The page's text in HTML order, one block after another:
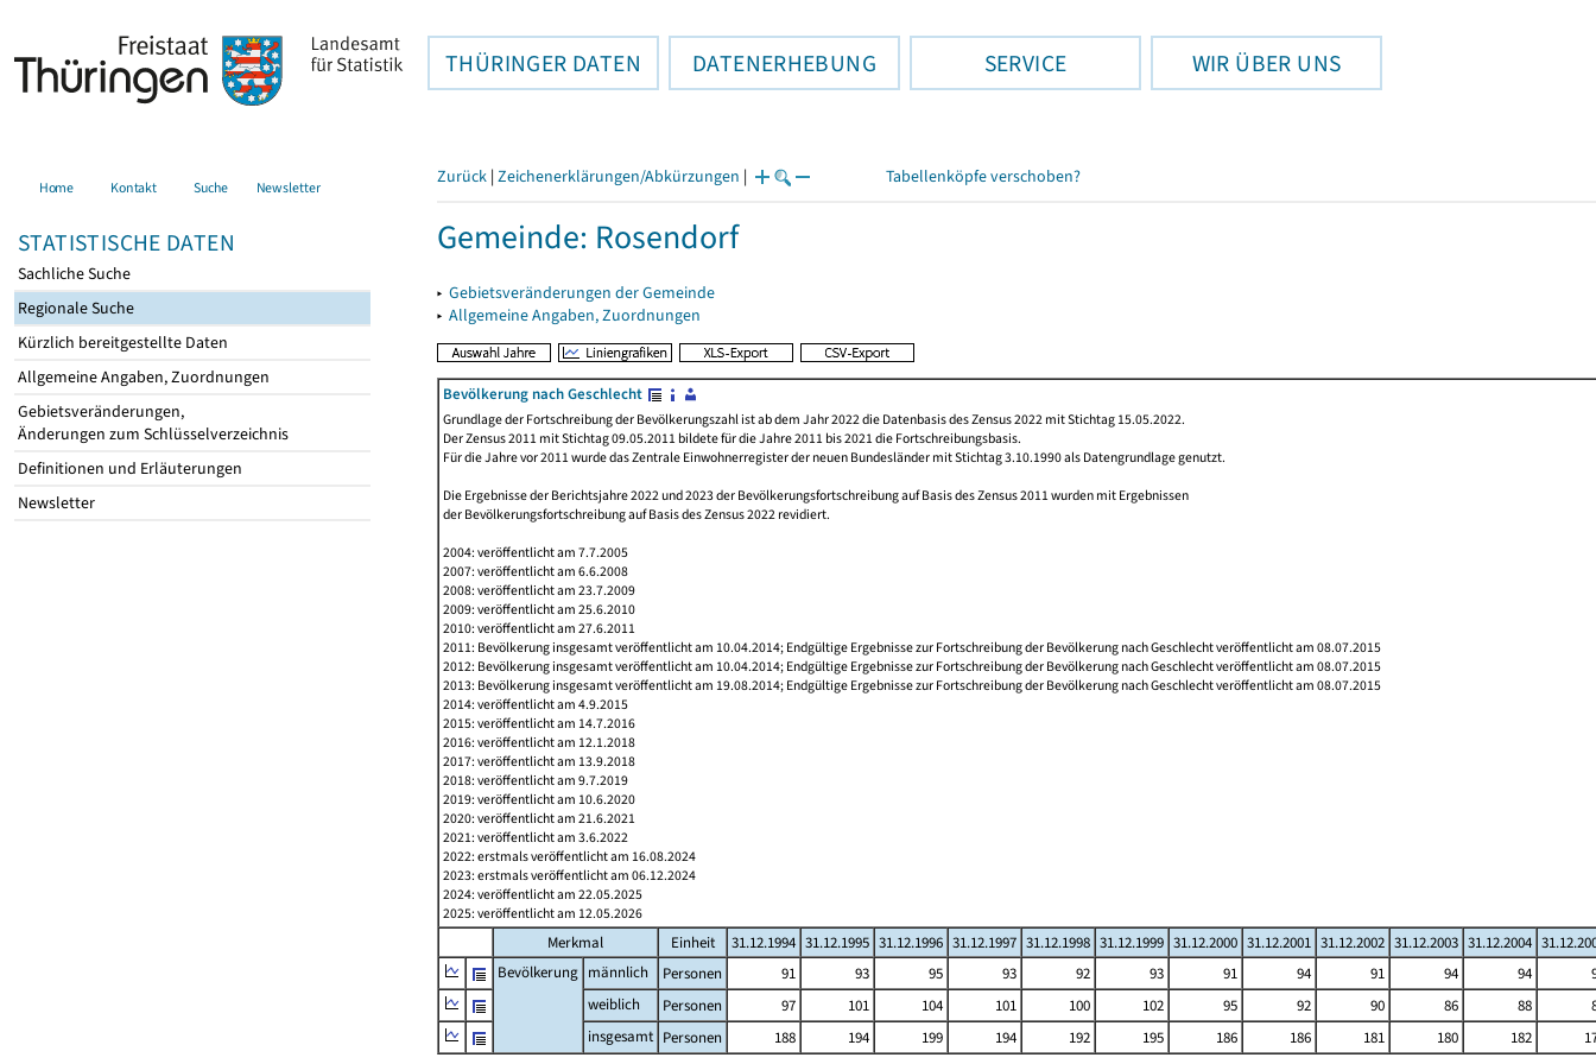
THÜRINGER DATEN DATENERHEBUNG SERVICE WIR ÜBER UNS
Home Kontakt Suche Newsletter
STATISTISCHE DATEN
Sachliche Suche
Regionale Suche
Kürzlich bereitgestellte Daten
Allgemeine Angaben, Zuordnungen
Gebietsveränderungen,
Änderungen zum Schlüsselverzeichnis
Definitionen und Erläuterungen
Newsletter
Zurück | Zeichenerklärungen/Abkürzungen | Tabellenköpfe verschoben?
Gemeinde: Rosendorf
▸ Gebietsveränderungen der Gemeinde
▸ Allgemeine Angaben, Zuordnungen
Bevölkerung nach Geschlecht
Grundlage der Fortschreibung der Bevölkerungszahl ist ab dem Jahr 2022 die Datenbasis des Zensus 2022 mit Stichtag 15.05.2022.
Der Zensus 2011 mit Stichtag 09.05.2011 bildete für die Jahre 2011 bis 2021 die Fortschreibungsbasis.
Für die Jahre vor 2011 wurde das Zentrale Einwohnerregister der neuen Bundesländer mit Stichtag 3.10.1990 als Datengrundlage genutzt.
Die Ergebnisse der Berichtsjahre 2022 und 2023 der Bevölkerungsfortschreibung auf Basis des Zensus 2011 wurden mit Ergebnissen
der Bevölkerungsfortschreibung auf Basis des Zensus 2022 revidiert.
2004: veröffentlicht am 7.7.2005
2007: veröffentlicht am 6.6.2008
2008: veröffentlicht am 23.7.2009
2009: veröffentlicht am 25.6.2010
2010: veröffentlicht am 27.6.2011
2011: Bevölkerung insgesamt veröffentlicht am 10.04.2014; Endgültige Ergebnisse zur Fortschreibung der Bevölkerung nach Geschlecht veröffentlicht am 08.07.2015
2012: Bevölkerung insgesamt veröffentlicht am 10.04.2014; Endgültige Ergebnisse zur Fortschreibung der Bevölkerung nach Geschlecht veröffentlicht am 08.07.2015
2013: Bevölkerung insgesamt veröffentlicht am 19.08.2014; Endgültige Ergebnisse zur Fortschreibung der Bevölkerung nach Geschlecht veröffentlicht am 08.07.2015
2014: veröffentlicht am 4.9.2015
2015: veröffentlicht am 14.7.2016
2016: veröffentlicht am 12.1.2018
2017: veröffentlicht am 13.9.2018
2018: veröffentlicht am 9.7.2019
2019: veröffentlicht am 10.6.2020
2020: veröffentlicht am 21.6.2021
2021: veröffentlicht am 3.6.2022
2022: erstmals veröffentlicht am 16.08.2024
2023: erstmals veröffentlicht am 06.12.2024
2024: veröffentlicht am 22.05.2025
2025: veröffentlicht am 12.05.2026
Merkmal Einheit 31.12.1994 31.12.1995 31.12.1996 31.12.1997 31.12.1998 31.12.1999 31.12.2000 31.12.2001 31.12.2002 31.12.2003 31.12.2004
Bevölkerung männlich Personen 91 93 95 93 92 93 91 94 91 94 94
weiblich
Personen 97 101 104 101 100 102 95 92 90 86 88
insgesamt Personen 188 194 199 194 192 195 186 186 181 180 182